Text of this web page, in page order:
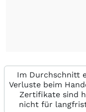
Im Durchschnitt
Verluste beim
Zertifikate sind
nicht für